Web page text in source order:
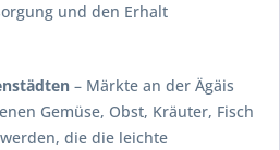
und den Erhalt
– Märkte an der Ägäis
Gemüse, Obst, Kräuter, Fisch
die die leichte